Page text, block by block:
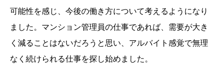
可能性を感じ、今後の働き方について考えるようになり
ました。マンション管理員の仕事であれば、需要が大き
く減ることはないだろうと思い、アルバイト感覚で無理
なく続けられる仕事を探し始めました。